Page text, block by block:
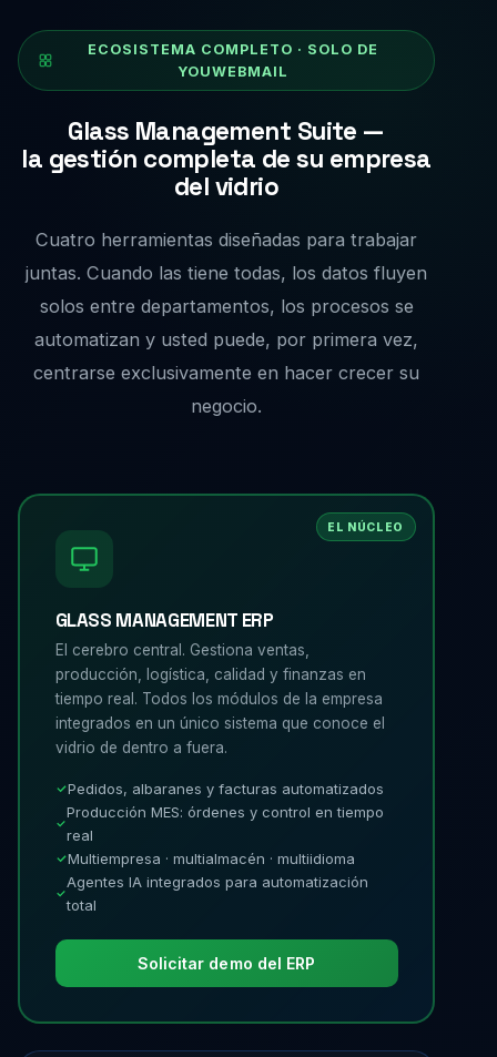
ECOSISTEMA COMPLETO · SOLO DE
YOUWEBMAIL
Glass Management Suite —
la gestión completa de su empresa
del vidrio
Cuatro herramientas diseñadas para trabajar
juntas. Cuando las tiene todas, los datos fluyen
solos entre departamentos, los procesos se
automatizan y usted puede, por primera vez,
centrarse exclusivamente en hacer crecer su
negocio.
EL NÚCLEO
GLASS MANAGEMENT ERP
El cerebro central. Gestiona ventas,
producción, logística, calidad y finanzas en
tiempo real. Todos los módulos de la empresa
integrados en un único sistema que conoce el
vidrio de dentro a fuera.
Pedidos, albaranes y facturas automatizados
Producción MES: órdenes y control en tiempo
real
Multiempresa · multialmacén · multiidioma
Agentes IA integrados para automatización
total
Solicitar demo del ERP